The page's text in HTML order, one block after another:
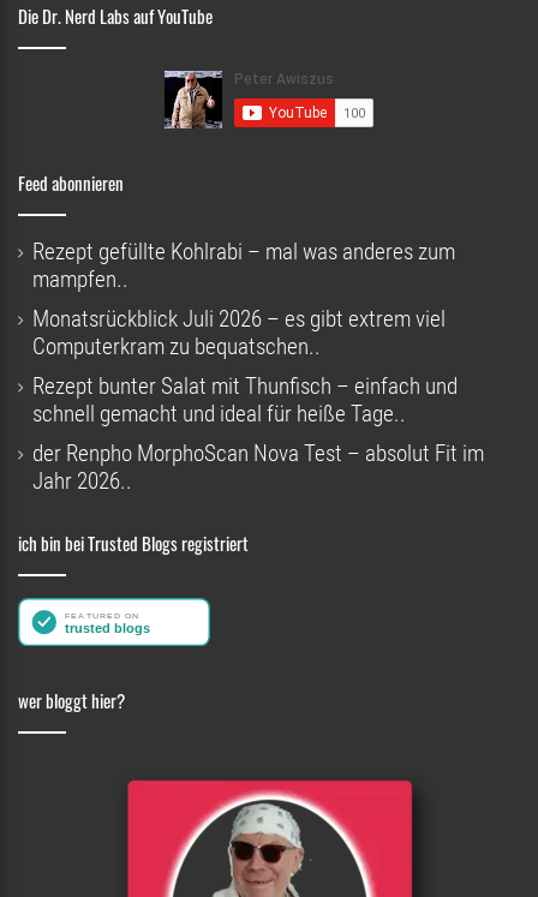
Die Dr. Nerd Labs auf YouTube
Feed abonnieren
Rezept gefüllte Kohlrabi – mal was anderes zum
mampfen..
Monatsrückblick Juli 2026 – es gibt extrem viel
Computerkram zu bequatschen..
Rezept bunter Salat mit Thunfisch – einfach und
schnell gemacht und ideal für heiße Tage..
der Renpho MorphoScan Nova Test – absolut Fit im
Jahr 2026..
ich bin bei Trusted Blogs registriert
wer bloggt hier?